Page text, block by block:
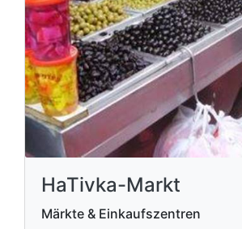
HaTivka-Markt
Märkte & Einkaufszentren